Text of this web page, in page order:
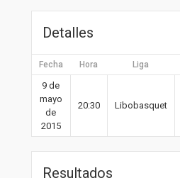
Detalles
Fecha Hora Liga
9 de
mayo
de
2015
20:30 Libobasquet
Resultados